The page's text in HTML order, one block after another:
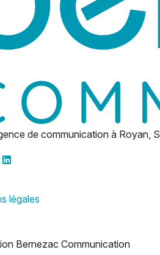
de communication à Royan,
légales
Bernezac Communication